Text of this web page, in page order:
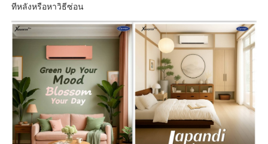
ทีหลังหรือหาวิธีซ่อน